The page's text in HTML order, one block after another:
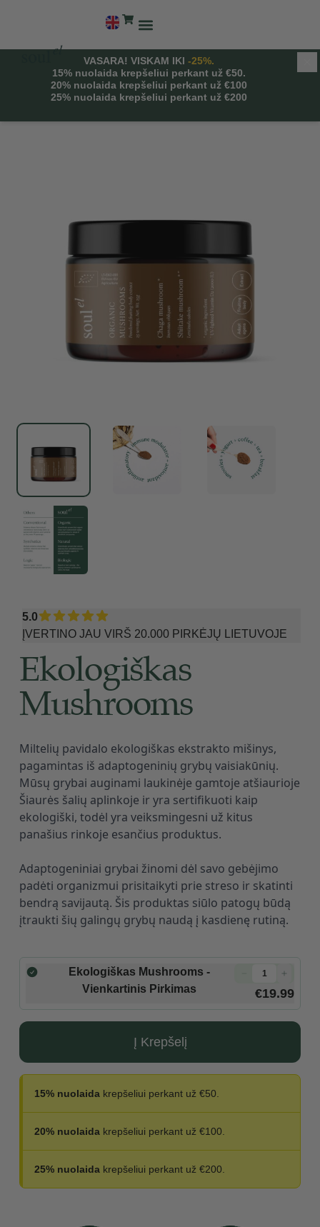
VASARA! VISKAM IKI -25%.
15%nuolaida krepšeliui perkant už €50.
20%nuolaida krepšeliui perkant už €100
25%nuolaida krepšeliui perkant už €200
Reviews
5.0
ĮVERTINO JAU VIRŠ 20.000 PIRKĖJŲ LIETUVOJE
Ekologiškas
Mushrooms
Description
Miltelių pavidalo ekologiškas ekstrakto mišinys,
pagamintas iš adaptogeninių grybų vaisiakūnių.
Mūsų grybai auginami laukinėje gamtoje atšiaurioje
Šiaurės šalių aplinkoje ir yra sertifikuoti kaip
ekologiški, todėl yra veiksmingesni už kitus
panašius rinkoje esančius produktus.
Adaptogeniniai grybai žinomi dėl savo gebėjimo
padėti organizmui prisitaikyti prie streso ir skatinti
bendrą savijautą. Šis produktas siūlo patogų būdą
įtraukti šių galingų grybų naudą į kasdienę rutiną.
Ekologiškas Mushrooms -
Vienkartinis Pirkimas
€19.99
Į Krepšelį
15% nuolaidakrepšeliui perkant už €50.
20% nuolaidakrepšeliui perkant už €100.
25% nuolaidakrepšeliui perkant už €200.